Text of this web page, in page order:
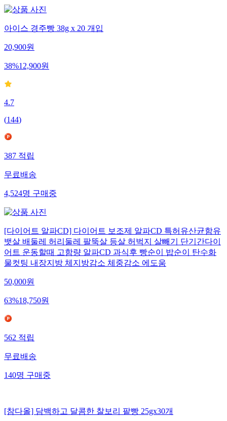
아이스 경주빵 38g x 20 개입
20,900원
38%12,900원
4.7
(144)
387적립
무료배송
4,524명구매중
[다이어트 알파CD] 다이어트 보조제 알파CD 특허유산균함유
뱃살 배둘레 허리둘레 팔뚝살 등살 허벅지 살빼기 단기간다이
어트 운동할때 고함량 알파CD 과식후 빵순이 밥순이 탄수화
물컷팅 내장지방 체지방감소 체중감소 에도움
50,000원
63%18,750원
562적립
무료배송
140명구매중
[참다올] 담백하고 달콤한 찰보리 팥빵 25gx30개